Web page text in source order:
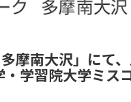
摩南大沢」にて
学習院大学ミス